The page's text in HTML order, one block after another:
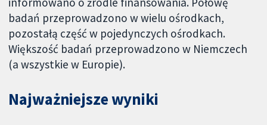
badań przeprowadzono w wielu ośrodkach,
pozostałą część w pojedynczych ośrodkach.
Większość badań przeprowadzono w Niemczech
(a wszystkie w Europie).
Najważniejsze wyniki